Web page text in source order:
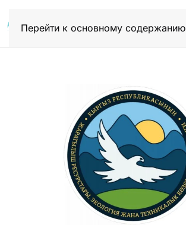
Перейти к основному содержанию